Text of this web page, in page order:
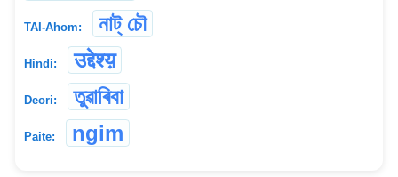
TAI-Ahom: নাট্ চৌ
Hindi: उद्देश्य़
Deori: তুৱাৰিবা
Paite: ngim